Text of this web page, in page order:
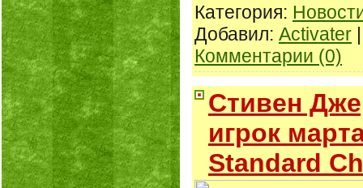
Категория:
Добавил: Activater
Комментарии (0)
Стивен
игрок
Standard